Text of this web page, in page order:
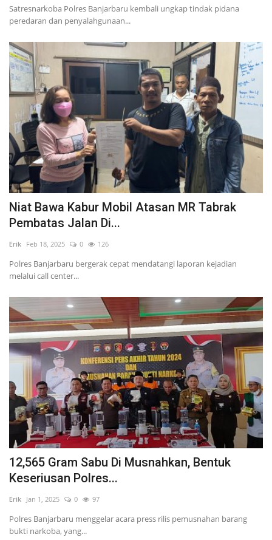
Satresnarkoba Polres Banjarbaru kembali ungkap tindak pidana
peredaran dan penyalahgunaan...
Niat Bawa Kabur Mobil Atasan MR Tabrak
Pembatas Jalan Di...
Erik Feb 18, 2025 0 126
Polres Banjarbaru bergerak cepat mendatangi laporan kejadian
melalui call center...
12,565 Gram Sabu Di Musnahkan, Bentuk
Keseriusan Polres...
Erik Jan 1, 2025 0 97
Polres Banjarbaru menggelar acara press rilis pemusnahan barang
bukti narkoba, yang...